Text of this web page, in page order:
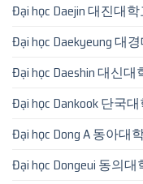
Đại học Daejin 대진대
Đại học Daekyeung 대
Đại học Daeshin 대신대
Đại học Dankook 단국
Đại học Dong A 동아대
Đại học Dongeui 동의대